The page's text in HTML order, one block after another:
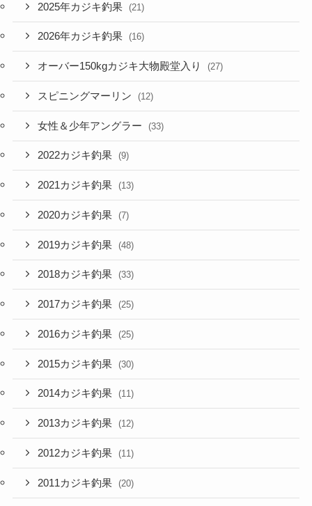
2025年カジキ釣果 (21)
2026年カジキ釣果 (16)
オーバー150kgカジキ大物殿堂入り (27)
スピニングマーリン (12)
女性＆少年アングラー (33)
2022カジキ釣果 (9)
2021カジキ釣果 (13)
2020カジキ釣果 (7)
2019カジキ釣果 (48)
2018カジキ釣果 (33)
2017カジキ釣果 (25)
2016カジキ釣果 (25)
2015カジキ釣果 (30)
2014カジキ釣果 (11)
2013カジキ釣果 (12)
2012カジキ釣果 (11)
2011カジキ釣果 (20)